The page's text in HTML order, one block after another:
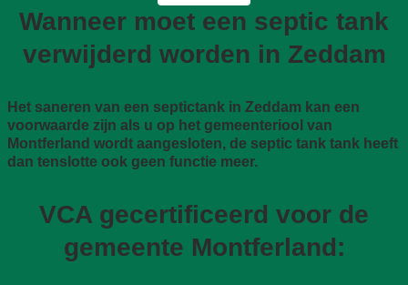
Wanneer moet een septic tank
verwijderd worden in Zeddam
Het saneren van een septictank in Zeddam kan een
voorwaarde zijn als u op het gemeenteriool van
Montferland wordt aangesloten, de septic tank tank heeft
dan tenslotte ook geen functie meer.
VCA gecertificeerd voor de
gemeente Montferland: